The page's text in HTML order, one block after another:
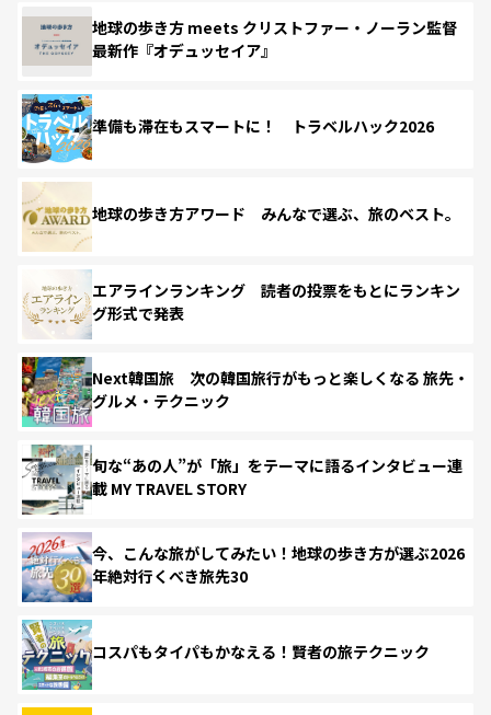
地球の歩き方 meets クリストファー・ノーラン監督
最新作『オデュッセイア』
準備も滞在もスマートに！ トラベルハック2026
地球の歩き方アワード みんなで選ぶ、旅のベスト。
エアラインランキング 読者の投票をもとにランキン
グ形式で発表
Next韓国旅 次の韓国旅行がもっと楽しくなる 旅先・
グルメ・テクニック
旬な“あの人”が「旅」をテーマに語るインタビュー連
載 MY TRAVEL STORY
今、こんな旅がしてみたい！地球の歩き方が選ぶ2026
年絶対行くべき旅先30
コスパもタイパもかなえる！賢者の旅テクニック